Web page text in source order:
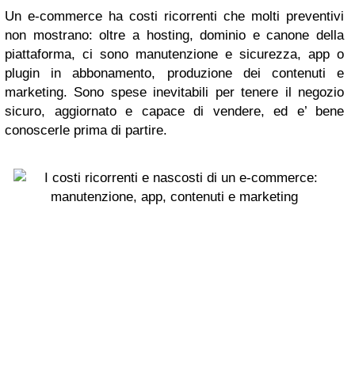
Un e-commerce ha costi ricorrenti che molti preventivi
non mostrano: oltre a hosting, dominio e canone della
piattaforma, ci sono manutenzione e sicurezza, app o
plugin in abbonamento, produzione dei contenuti e
marketing. Sono spese inevitabili per tenere il negozio
sicuro, aggiornato e capace di vendere, ed e’ bene
conoscerle prima di partire.